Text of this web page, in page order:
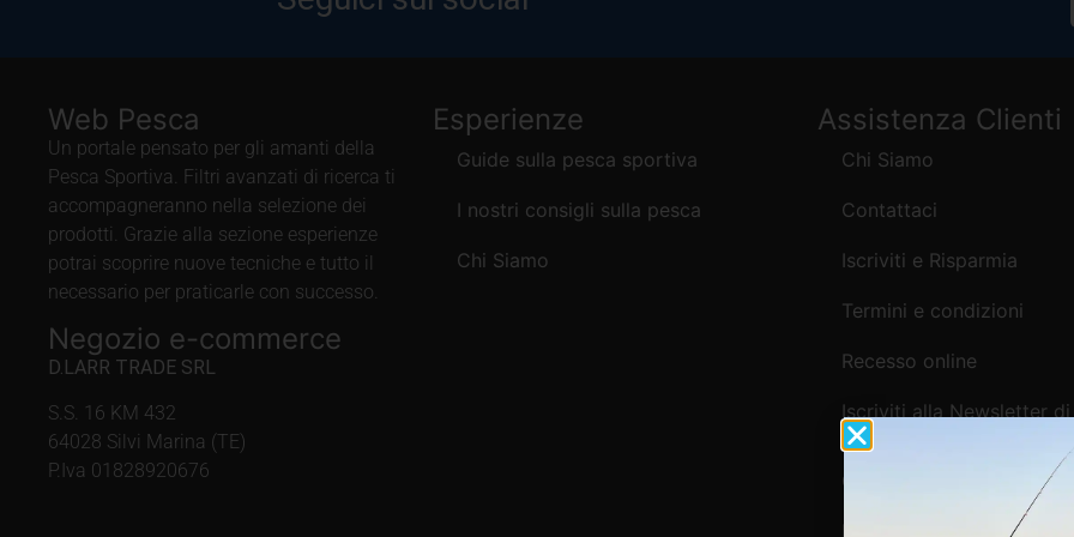
Web Pesca
Un portale pensato per gli amanti della
Pesca Sportiva. Filtri avanzati di ricerca ti
accompagneranno nella selezione dei
prodotti. Grazie alla sezione esperienze
potrai scoprire nuove tecniche e tutto il
necessario per praticarle con successo.
Negozio e-commerce
D.LARR TRADE SRL
S.S. 16 KM 432
64028 Silvi Marina (TE)
P.Iva 01828920676
Esperienze
Guide sulla pesca sportiva
I nostri consigli sulla pesca
Chi Siamo
Assistenza Clienti
Chi Siamo
Contattaci
Iscriviti e Risparmia
Termini e condizioni
Recesso online
Iscriviti alla Newsletter di
Webpesca
Cookie Policy e Consensi
Informativa e-commerce